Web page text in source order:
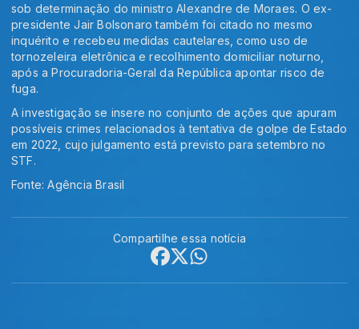
sob determinação do ministro Alexandre de Moraes. O ex-
presidente Jair Bolsonaro também foi citado no mesmo
inquérito e recebeu medidas cautelares, como uso de
tornozeleira eletrônica e recolhimento domiciliar noturno,
após a Procuradoria-Geral da República apontar risco de
fuga.
A investigação se insere no conjunto de ações que apuram
possíveis crimes relacionados à tentativa de golpe de Estado
em 2022, cujo julgamento está previsto para setembro no
STF.
Fonte: Agência Brasil
Compartilhe essa notícia